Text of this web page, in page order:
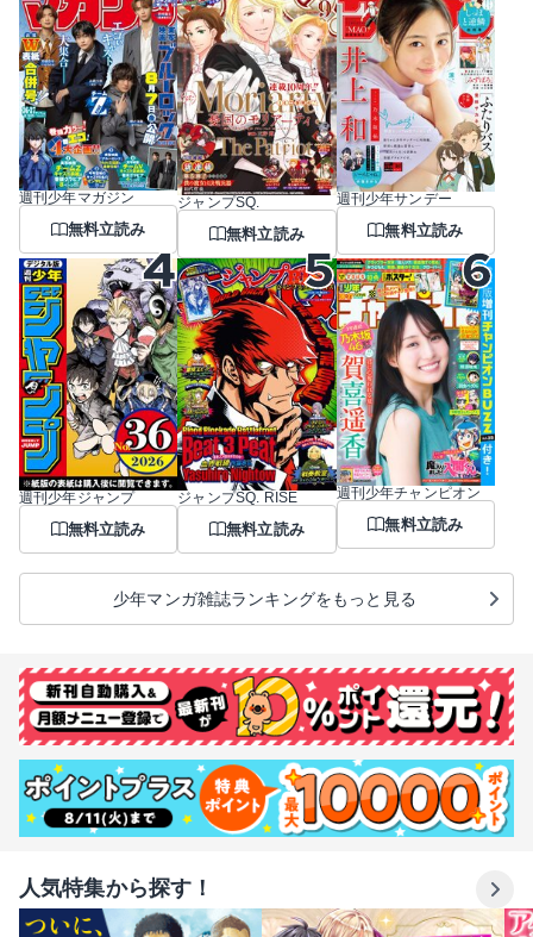
週刊少年マガジン
無料立読み
ジャンプSQ.
無料立読み
週刊少年サンデー
無料立読み
週刊少年ジャンプ
無料立読み
ジャンプSQ. RISE
無料立読み
週刊少年チャンピオン
無料立読み
少年マンガ雑誌ランキングをもっと見る
人気特集から探す！